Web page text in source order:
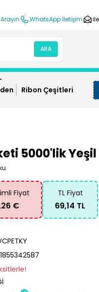
WhatsApp İletişim
ARA
Ribon Çeşitleri
5000'lik Yeşil
Fiyat
€
TL Fiyat
69,14 TL